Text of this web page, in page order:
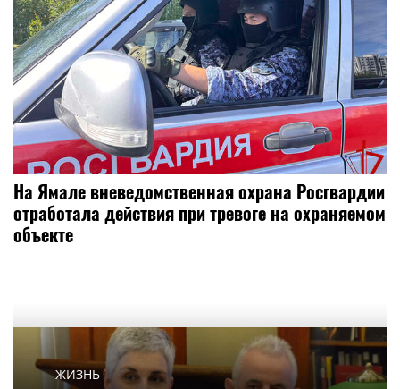
На Ямале вневедомственная охрана Росгвардии
отработала действия при тревоге на охраняемом
объекте
ЖИЗНЬ